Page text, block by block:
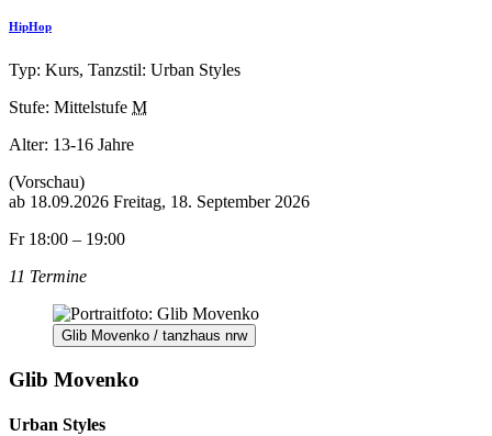
HipHop
Typ: Kurs, Tanzstil: Urban Styles
Stufe: Mittelstufe M
Alter: 13-16 Jahre
(Vorschau)
ab 18.09.2026 Freitag, 18. September 2026
Fr 18:00 – 19:00
11 Termine
Glib Movenko / tanzhaus nrw
Glib Movenko
Urban Styles